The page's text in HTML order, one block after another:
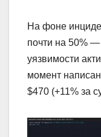
На фоне
почти на 50%
уязвимости
момент
$470 (+11% за